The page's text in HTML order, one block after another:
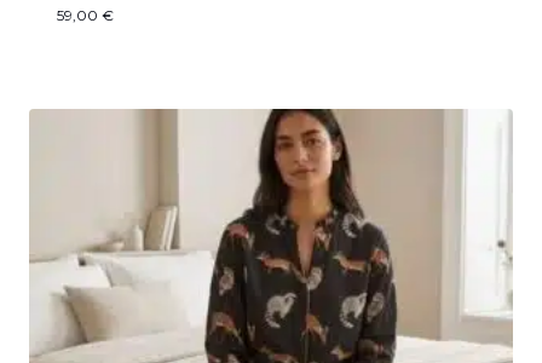
59,00 €